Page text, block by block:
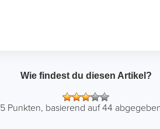
Wie findest du diesen Artikel?
5Punkten, basierend auf44